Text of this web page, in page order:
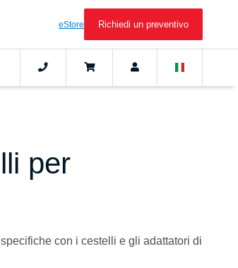
eStore Richiedi un preventivo
per
con i cestelli e gli adattatori di